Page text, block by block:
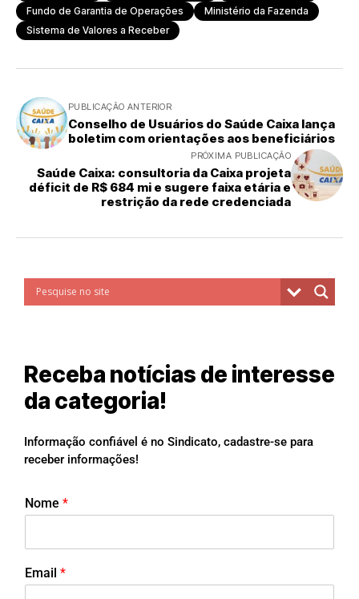
Fundo de Garantia de Operações
Ministério da Fazenda
Sistema de Valores a Receber
PUBLICAÇÃO ANTERIOR
Conselho de Usuários do Saúde Caixa lança
boletim com orientações aos beneficiários
PRÓXIMA PUBLICAÇÃO
Saúde Caixa: consultoria da Caixa projeta
déficit de R$ 684 mi e sugere faixa etária e
restrição da rede credenciada
Receba notícias de interesse
da categoria!
Informação confiável é no Sindicato, cadastre-se para
receber informações!
Nome *
Email *